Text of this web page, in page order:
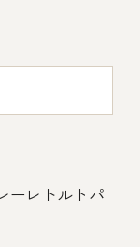
ーレトルトパ